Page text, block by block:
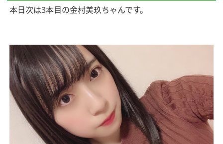
本日次は3本目の金村美玖ちゃんです。